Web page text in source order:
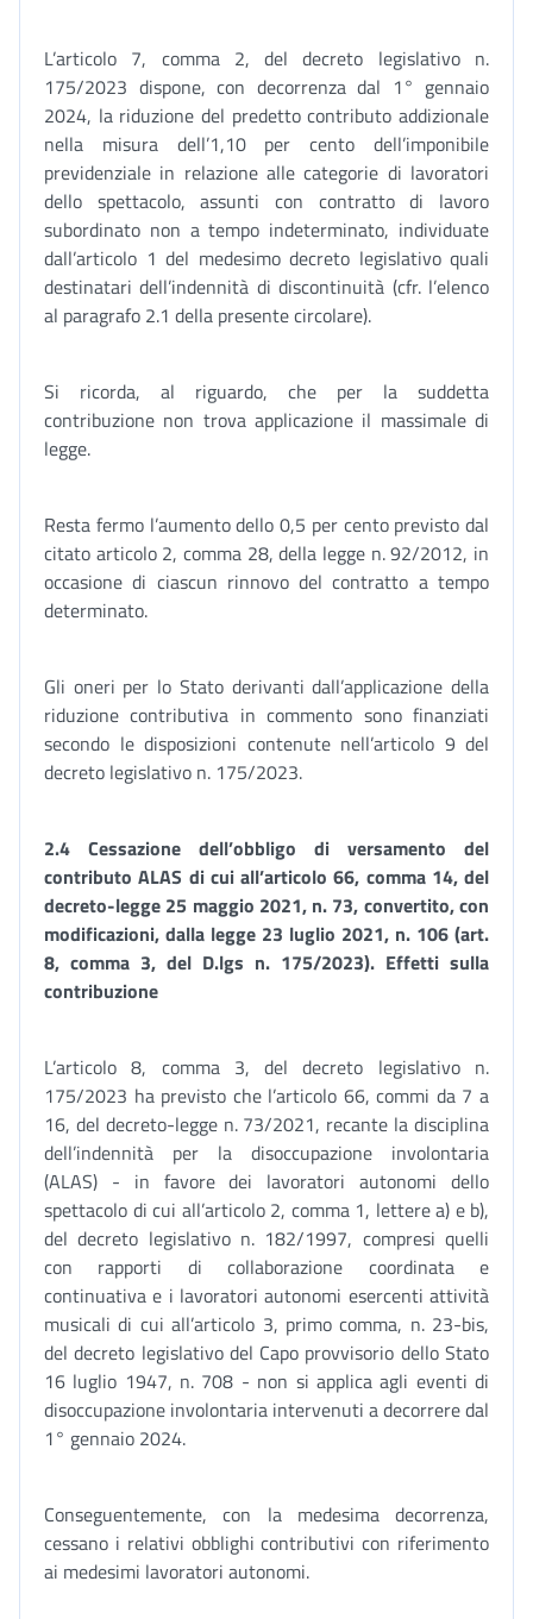
L’articolo 7, comma 2, del decreto legislativo n.
175/2023 dispone, con decorrenza dal 1° gennaio
2024, la riduzione del predetto contributo addizionale
nella misura dell’1,10 per cento dell’imponibile
previdenziale in relazione alle categorie di lavoratori
dello spettacolo, assunti con contratto di lavoro
subordinato non a tempo indeterminato, individuate
dall’articolo 1 del medesimo decreto legislativo quali
destinatari dell’indennità di discontinuità (cfr. l’elenco
al paragrafo 2.1 della presente circolare).
Si ricorda, al riguardo, che per la suddetta
contribuzione non trova applicazione il massimale di
legge.
Resta fermo l’aumento dello 0,5 per cento previsto dal
citato articolo 2, comma 28, della legge n. 92/2012, in
occasione di ciascun rinnovo del contratto a tempo
determinato.
Gli oneri per lo Stato derivanti dall’applicazione della
riduzione contributiva in commento sono finanziati
secondo le disposizioni contenute nell’articolo 9 del
decreto legislativo n. 175/2023.
2.4 Cessazione dell’obbligo di versamento del
contributo ALAS di cui all’articolo 66, comma 14, del
decreto-legge 25 maggio 2021, n. 73, convertito, con
modificazioni, dalla legge 23 luglio 2021, n. 106 (art.
8, comma 3, del D.lgs n. 175/2023). Effetti sulla
contribuzione
L’articolo 8, comma 3, del decreto legislativo n.
175/2023 ha previsto che l’articolo 66, commi da 7 a
16, del decreto-legge n. 73/2021, recante la disciplina
dell’indennità per la disoccupazione involontaria
(ALAS) - in favore dei lavoratori autonomi dello
spettacolo di cui all’articolo 2, comma 1, lettere a) e b),
del decreto legislativo n. 182/1997, compresi quelli
con rapporti di collaborazione coordinata e
continuativa e i lavoratori autonomi esercenti attività
musicali di cui all’articolo 3, primo comma, n. 23-bis,
del decreto legislativo del Capo provvisorio dello Stato
16 luglio 1947, n. 708 - non si applica agli eventi di
disoccupazione involontaria intervenuti a decorrere dal
1° gennaio 2024.
Conseguentemente, con la medesima decorrenza,
cessano i relativi obblighi contributivi con riferimento
ai medesimi lavoratori autonomi.